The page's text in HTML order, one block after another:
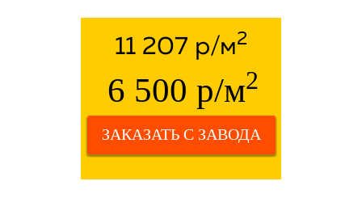
11 207 р/м2
6 500 р/м2
ЗАКАЗАТЬ С ЗАВОДА